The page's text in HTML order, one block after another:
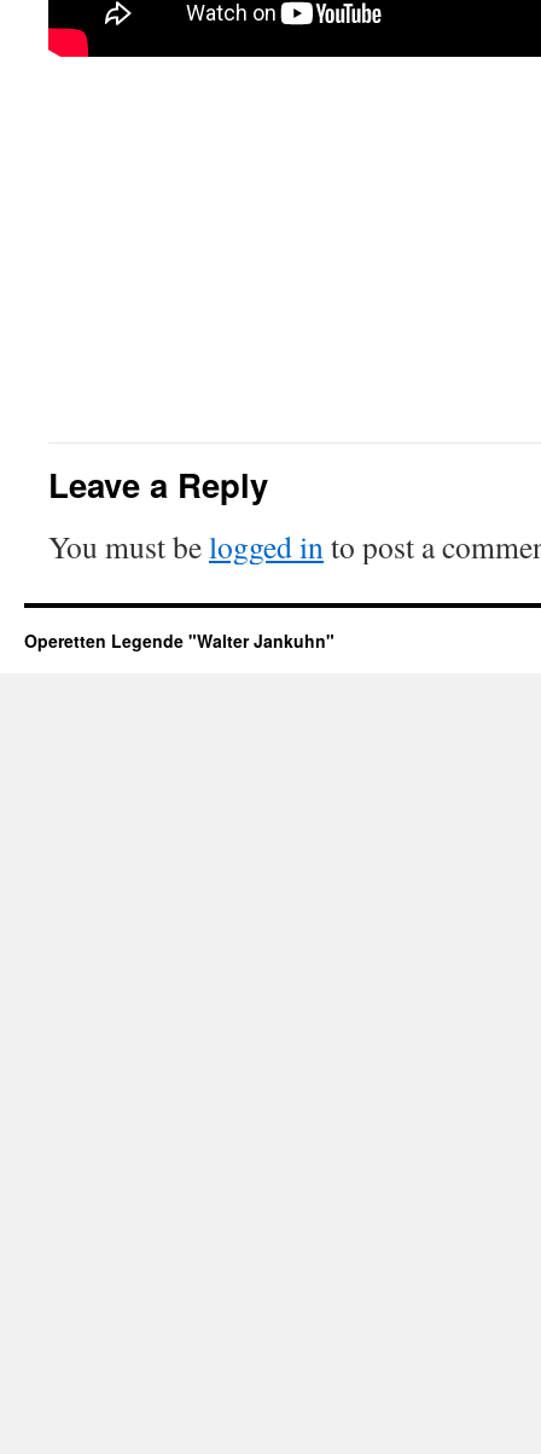
Leave a Reply
You must belogged into post a
Operetten Legende "Walter Jankuhn"